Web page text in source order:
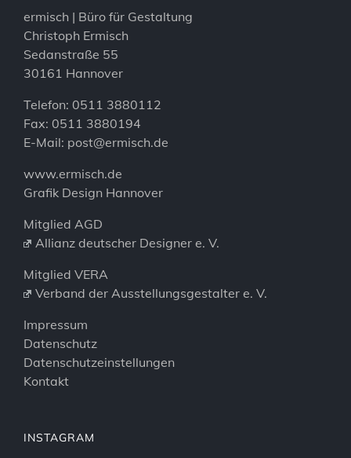
ermisch | Büro für Gestaltung
Christoph Ermisch
Sedanstraße 55
30161 Hannover
Telefon: 0511 3880112
Fax: 0511 3880194
E-Mail: post@ermisch.de
www.ermisch.de
Grafik Design Hannover
Mitglied AGD
Allianz deutscher Designer e. V.
Mitglied VERA
Verband der Ausstellungsgestalter e. V.
Impressum
Datenschutz
Datenschutzeinstellungen
Kontakt
INSTAGRAM